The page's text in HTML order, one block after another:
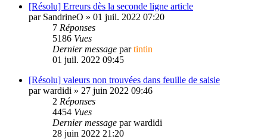
[Résolu] Erreurs dès la seconde ligne article
par SandrineO » 01 juil. 2022 07:20
7 Réponses
5186 Vues
Dernier message partintin
01 juil. 2022 09:45
[Résolu] valeurs non trouvées dans feuille de saisie
parwardidi » 27 juin 2022 09:46
2 Réponses
4454 Vues
Dernier message parwardidi
28 juin 2022 21:20